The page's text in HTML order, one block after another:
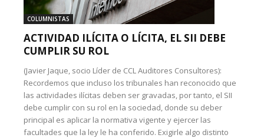
COLUMNISTAS
ACTIVIDAD ILÍCITA O LÍCITA, EL SII DEBE
CUMPLIR SU ROL
(Javier Jaque, socio Líder de CCL Auditores Consultores):
Recordemos que incluso los tribunales han reconocido que
las actividades ilícitas deben ser gravadas, por tanto, el SII
debe cumplir con su rol en la sociedad, donde su deber
principal es aplicar la normativa vigente y ejercer las
facultades que la ley le ha conferido. Exigirle algo distinto